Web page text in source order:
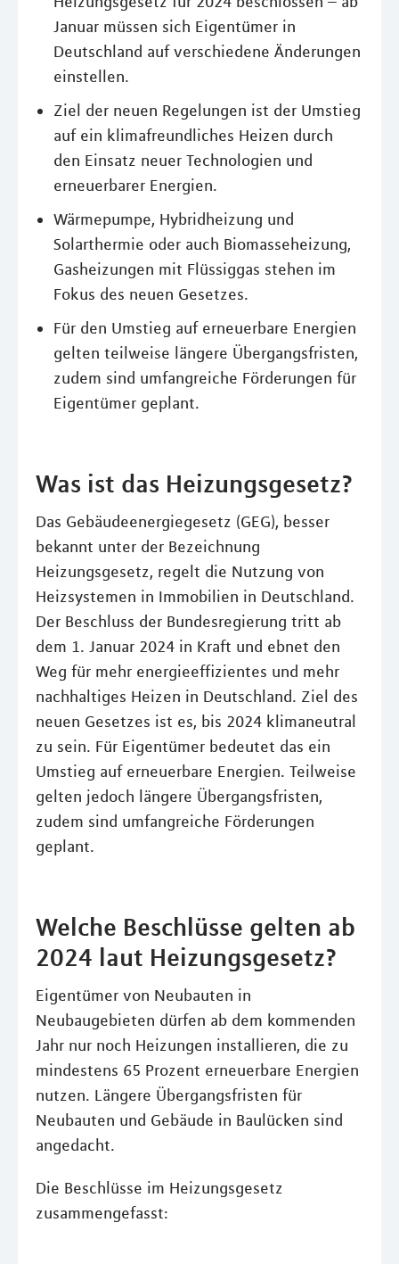
Januar müssen sich Eigentümer in
Deutschland auf verschiedene Änderungen
einstellen.
Ziel der neuen Regelungen ist der Umstieg
auf ein klimafreundliches Heizen durch
den Einsatz neuer Technologien und
erneuerbarer Energien.
Wärmepumpe, Hybridheizung und
Solarthermie oder auch Biomasseheizung,
Gasheizungen mit Flüssiggas stehen im
Fokus des neuen Gesetzes.
Für den Umstieg auf erneuerbare Energien
gelten teilweise längere Übergangsfristen,
zudem sind umfangreiche Förderungen für
Eigentümer geplant.
Was ist das Heizungsgesetz?
Das Gebäudeenergiegesetz (GEG), besser
bekannt unter der Bezeichnung
Heizungsgesetz, regelt die Nutzung von
Heizsystemen in Immobilien in Deutschland.
Der Beschluss der Bundesregierung tritt ab
dem 1. Januar 2024 in Kraft und ebnet den
Weg für mehr energieeffizientes und mehr
nachhaltiges Heizen in Deutschland. Ziel des
neuen Gesetzes ist es, bis 2024 klimaneutral
zu sein. Für Eigentümer bedeutet das ein
Umstieg auf erneuerbare Energien. Teilweise
gelten jedoch längere Übergangsfristen,
zudem sind umfangreiche Förderungen
geplant.
Welche Beschlüsse gelten ab
2024 laut Heizungsgesetz?
Eigentümer von Neubauten in
Neubaugebieten dürfen ab dem kommenden
Jahr nur noch Heizungen installieren, die zu
mindestens 65 Prozent erneuerbare Energien
nutzen. Längere Übergangsfristen für
Neubauten und Gebäude in Baulücken sind
angedacht.
Die Beschlüsse im Heizungsgesetz
zusammengefasst: